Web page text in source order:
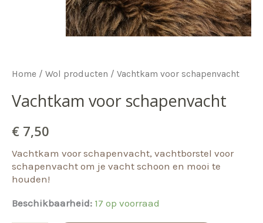
Home / Wol producten / Vachtkam voor schapenvacht
Vachtkam voor schapenvacht
€ 7,50
Vachtkam voor schapenvacht, vachtborstel voor
schapenvacht om je vacht schoon en mooi te
houden!
Beschikbaarheid: 17 op voorraad